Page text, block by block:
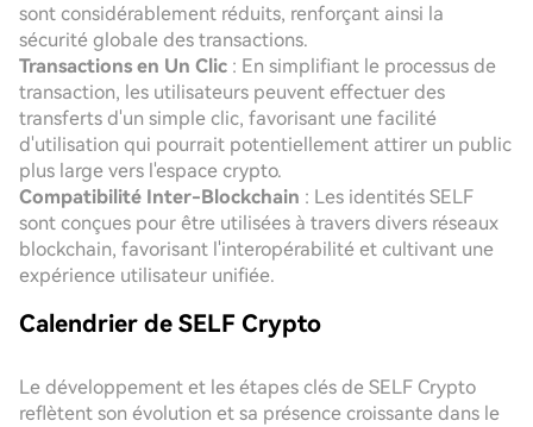
sont considérablement réduits, renforçant ainsi la
sécurité globale des transactions.
Transactions en Un Clic : En simplifiant le processus de
transaction, les utilisateurs peuvent effectuer des
transferts d'un simple clic, favorisant une facilité
d'utilisation qui pourrait potentiellement attirer un public
plus large vers l'espace crypto.
Compatibilité Inter-Blockchain : Les identités SELF
sont conçues pour être utilisées à travers divers réseaux
blockchain, favorisant l'interopérabilité et cultivant une
expérience utilisateur unifiée.
Calendrier de SELF Crypto
Le développement et les étapes clés de SELF Crypto
reflètent son évolution et sa présence croissante dans le